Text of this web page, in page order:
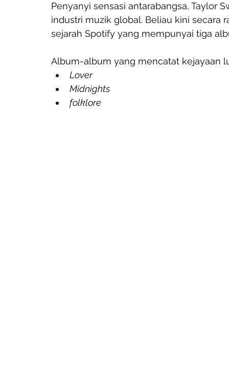
Penyanyi sensasi antarabangsa, Taylor
industri muzik global. Beliau kini secara
sejarah Spotify yang mempunyai tiga
Album-album yang mencatat kejayaan
Lover
Midnights
folklore